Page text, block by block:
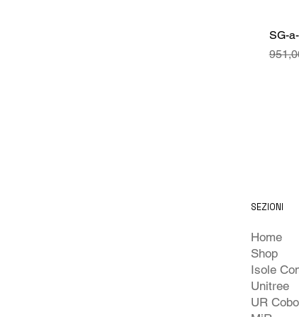
SG-
SEZIONI
Home
Shop
Unitree
UR